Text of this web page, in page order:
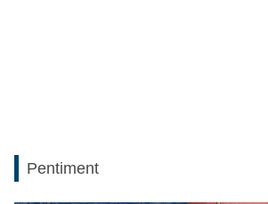
Pentiment